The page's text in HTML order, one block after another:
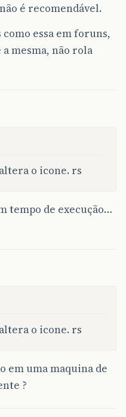
é recomendável.
essa em foruns,
mesma, não rola
o icone. rs
tempo de execução…
o icone. rs
em uma maquina de
?